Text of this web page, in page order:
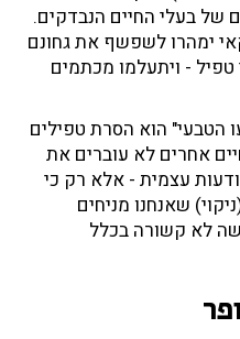
של בעלי החיים הנבדקים.
ימהרו לשפשף את גחונם
טפיל - ויתעלמו מכתמים
הטבעי" הוא הסרת טפילים
אחרים לא עוברים את
עצמית - אלא רק כי
שאנחנו מניחים
לא קשורה בכלל